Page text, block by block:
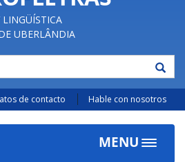
Legislação
UBERLÂNDIA
de contacto Hable con nosotros
MENU
Toggle